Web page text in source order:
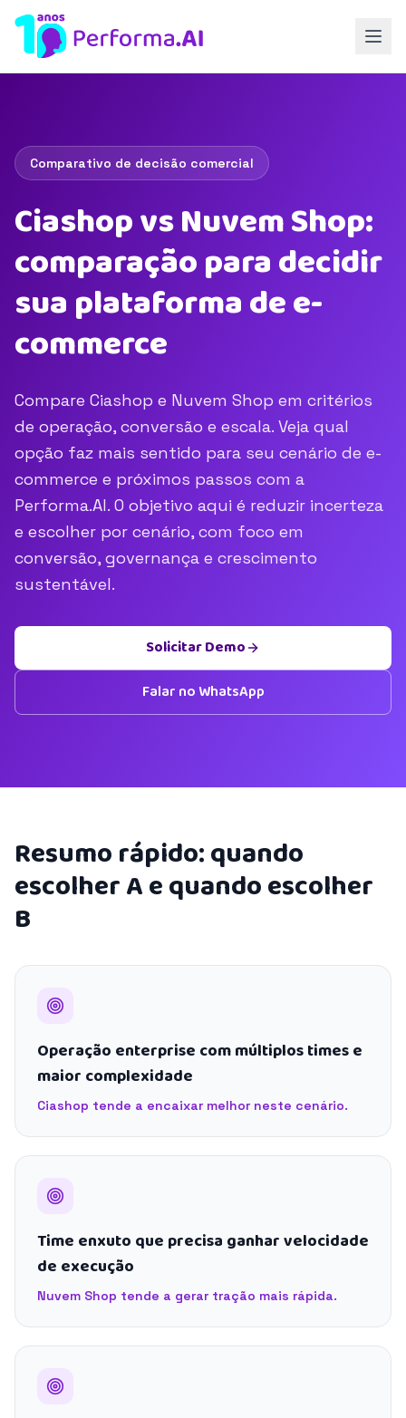
Comparativo de decisão comercial
Ciashop vs Nuvem Shop:
comparação para decidir
sua plataforma de e-
commerce
Compare Ciashop e Nuvem Shop em critérios
de operação, conversão e escala. Veja qual
opção faz mais sentido para seu cenário de e-
commerce e próximos passos com a
Performa.AI. O objetivo aqui é reduzir incerteza
e escolher por cenário, com foco em
conversão, governança e crescimento
sustentável.
Solicitar Demo
Falar no WhatsApp
Resumo rápido: quando
escolher A e quando escolher
B
Operação enterprise com múltiplos times e
maior complexidade
Ciashop tende a encaixar melhor neste cenário.
Time enxuto que precisa ganhar velocidade
de execução
Nuvem Shop tende a gerar tração mais rápida.